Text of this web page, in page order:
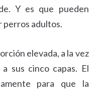
Y es que pueden
perros adultos.
elevada, a la vez
sus cinco capas. El
para que la